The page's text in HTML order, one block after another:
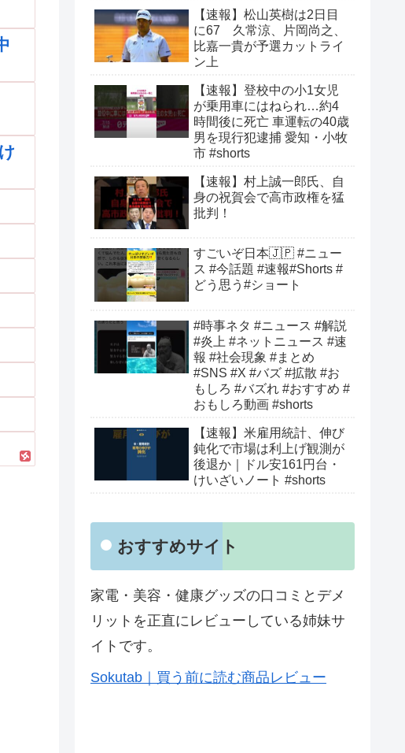
【速報】松山英樹は2日目
に67 久常涼、片岡尚之、
比嘉一貴が予選カットライ
ン上
【速報】登校中の小1女児
が乗用車にはねられ…約4
時間後に死亡 車運転の40歳
男を現行犯逮捕 愛知・小牧
市 #shorts
【速報】村上誠一郎氏、自
身の祝賀会で高市政権を猛
批判！
すごいぞ日本🇯🇵 #ニュー
ス #今話題 #速報#Shorts #
どう思う#ショート
#時事ネタ #ニュース #解説
#炎上 #ネットニュース #速
報 #社会現象 #まとめ
#SNS #X #バズ #拡散 #お
もしろ #バズれ #おすすめ #
おもしろ動画 #shorts
【速報】米雇用統計、伸び
鈍化で市場は利上げ観測が
後退か｜ドル安161円台・
けいざいノート #shorts
おすすめサイト
家電・美容・健康グッズの口コミとデメ
リットを正直にレビューしている姉妹サ
イトです。
Sokutab｜買う前に読む商品レビュー